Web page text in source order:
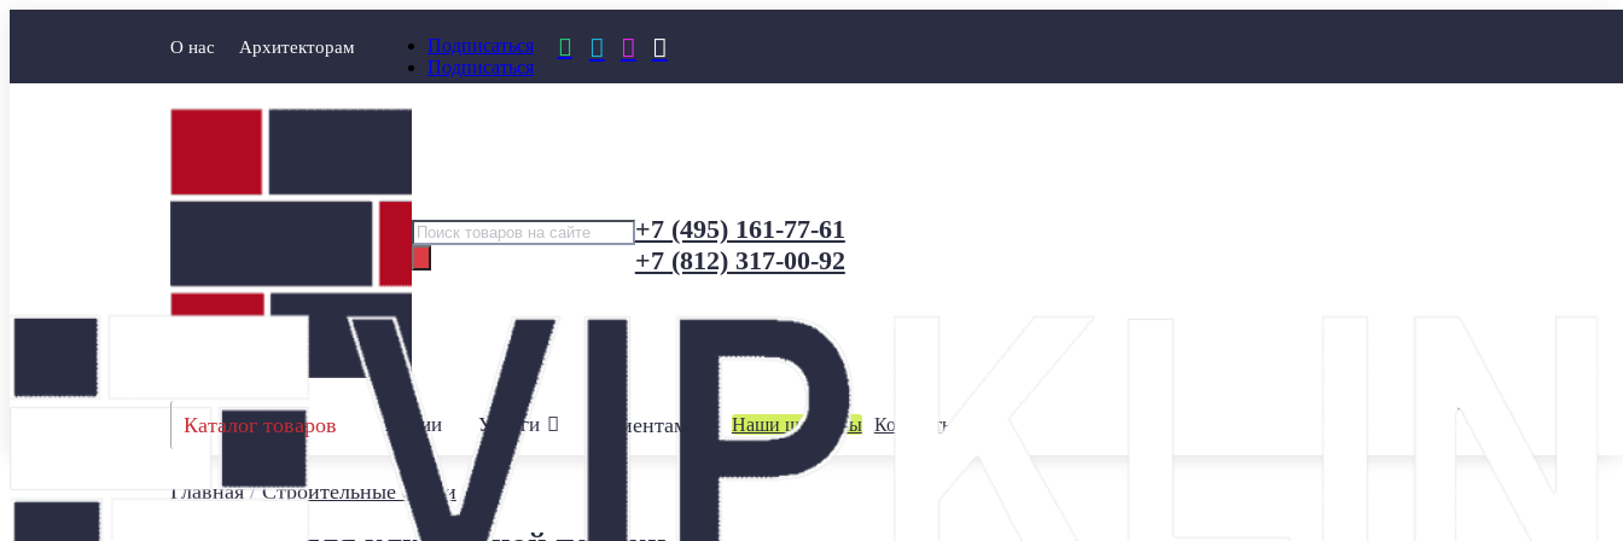
О нас Архитекторам
Подписаться
Подписаться
   
Поиск
товаров
+7 (495) 161-77-61
+7 (812) 317-00-92
Каталог товаров Акции Услуги Клиентам Наши шоурумы Контакты
Главная/Строительные смеси /